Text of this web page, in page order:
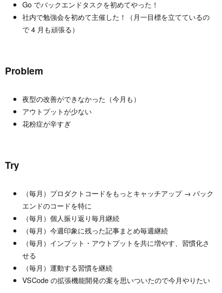
Go でバックエンドタスクを初めてやった！
社内で勉強会を初めて主催した！（月一目標を立てているの
で 4 月も頑張る）
Problem
夜型の改善ができなかった（今月も）
アウトプットが少ない
花粉症が辛すぎ
Try
（毎月）プロダクトコードをもっとキャッチアップ → バック
エンドのコードを特に
（毎月）個人振り返り毎月継続
（毎月）今週印象に残った記事まとめ毎週継続
（毎月）インプット・アウトプットを共に増やす、習慣化さ
せる
（毎月）運動する習慣を継続
VSCode の拡張機能開発の案を思いついたので今月やりたい